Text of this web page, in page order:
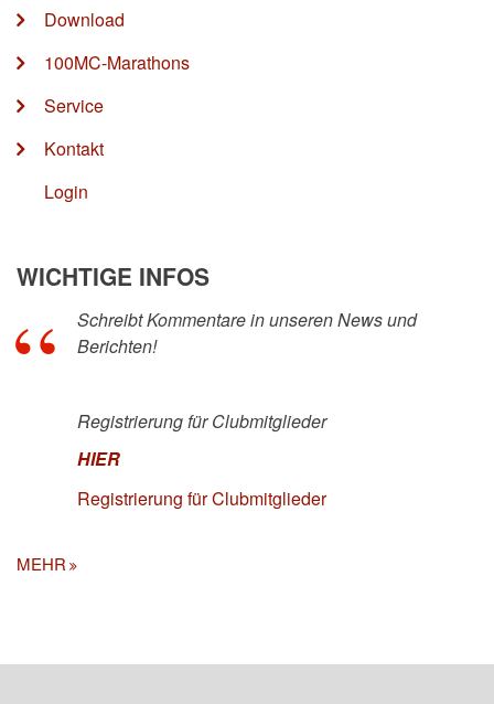
Download
100MC-Marathons
Service
Kontakt
Login
WICHTIGE INFOS
Schreibt Kommentare in unseren News und
Berichten!
Registrierung für Clubmitglieder
HIER
Registrierung für Clubmitglieder
MEHR